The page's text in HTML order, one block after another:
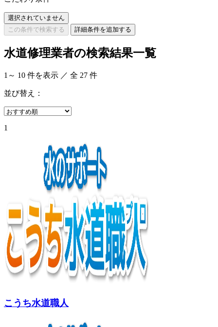
選択されていません
この条件で検索する
詳細条件を追加する
水道修理業者の検索結果一覧
1 ～ 10 件を表示 ／ 全 27 件
並び替え：
1
こうち水道職人